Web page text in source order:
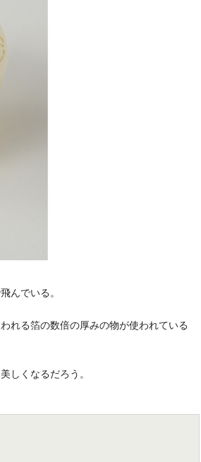
んでいる。
れる箔の数倍の厚みの物が使われている
しくなるだろう。